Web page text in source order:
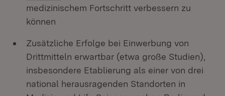
medizinischem Fortschritt verbessern zu
können
Zusätzliche Erfolge bei Einwerbung von
Drittmitteln erwartbar (etwa große Studien),
insbesondere Etablierung als einer von drei
national herausragenden Standorten in